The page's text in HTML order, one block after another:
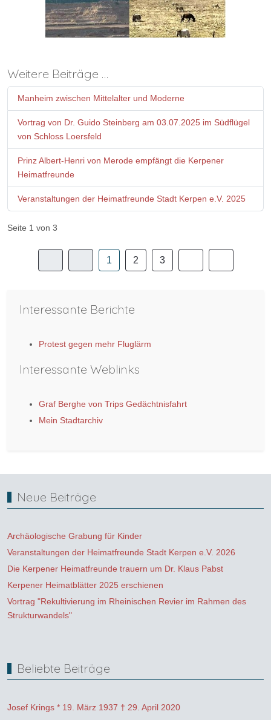
Weitere Beiträge …
Manheim zwischen Mittelalter und Moderne
Vortrag von Dr. Guido Steinberg am 03.07.2025 im Südflügel
von Schloss Loersfeld
Prinz Albert-Henri von Merode empfängt die Kerpener
Heimatfreunde
Veranstaltungen der Heimatfreunde Stadt Kerpen e.V. 2025
Seite 1 von 3
1 2 3
Interessante Berichte
Protest gegen mehr Fluglärm
Interessante Weblinks
Graf Berghe von Trips Gedächtnisfahrt
Mein Stadtarchiv
Neue Beiträge
Archäologische Grabung für Kinder
Veranstaltungen der Heimatfreunde Stadt Kerpen e.V. 2026
Die Kerpener Heimatfreunde trauern um Dr. Klaus Pabst
Kerpener Heimatblätter 2025 erschienen
Vortrag "Rekultivierung im Rheinischen Revier im Rahmen des
Strukturwandels"
Beliebte Beiträge
Josef Krings * 19. März 1937 † 29. April 2020